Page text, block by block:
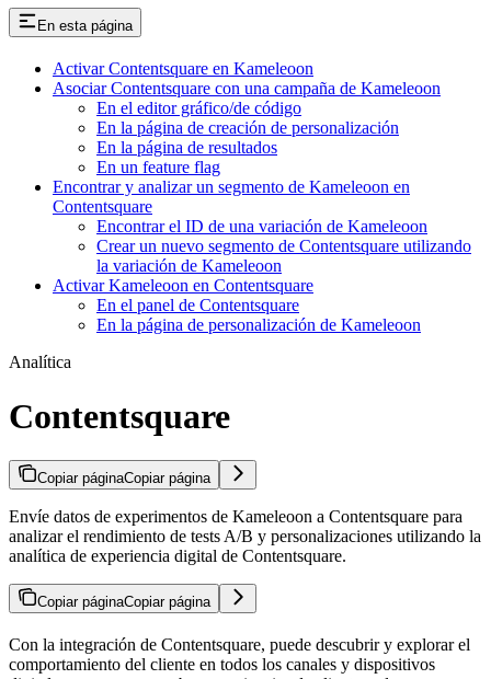
En esta página
Activar Contentsquare en Kameleoon
Asociar Contentsquare con una campaña de Kameleoon
En el editor gráfico/de código
En la página de creación de personalización
En la página de resultados
En un feature flag
Encontrar y analizar un segmento de Kameleoon en
Contentsquare
Encontrar el ID de una variación de Kameleoon
Crear un nuevo segmento de Contentsquare utilizando
la variación de Kameleoon
Activar Kameleoon en Contentsquare
En el panel de Contentsquare
En la página de personalización de Kameleoon
Analítica
Contentsquare
Copiar páginaCopiar página
Envíe datos de experimentos de Kameleoon a Contentsquare para
analizar el rendimiento de tests A/B y personalizaciones utilizando la
analítica de experiencia digital de Contentsquare.
Copiar páginaCopiar página
Con la integración de Contentsquare, puede descubrir y explorar el
comportamiento del cliente en todos los canales y dispositivos